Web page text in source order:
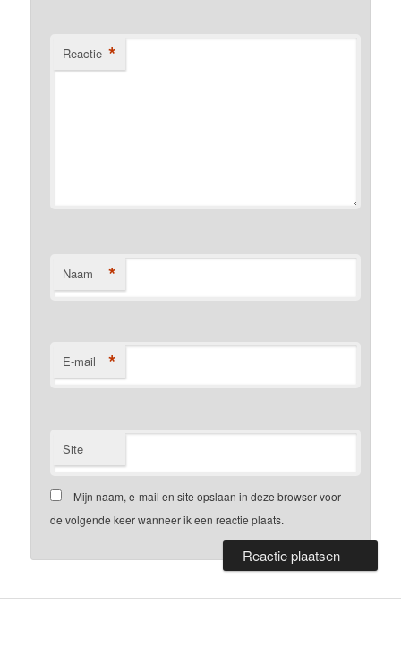
Reactie *
Naam *
E-mail *
Site
Mijn naam, e-mail en site opslaan in deze browser voor
de volgende keer wanneer ik een reactie plaats.